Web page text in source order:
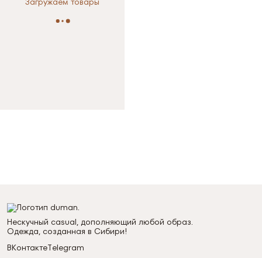
Нескучный casual, дополняющий любой образ.
Одежда, созданная в Сибири!
ВКонтактеTelegram